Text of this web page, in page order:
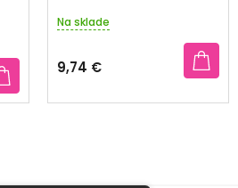
Priemerné
produktu
je
z
Na sklade
9,74 €